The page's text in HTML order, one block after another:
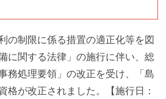
の制限に係る措置の適正化等を図
に関する法律」の施行に伴い、総
務処理要領」の改正を受け、「島
格が改正されました。【施行日：